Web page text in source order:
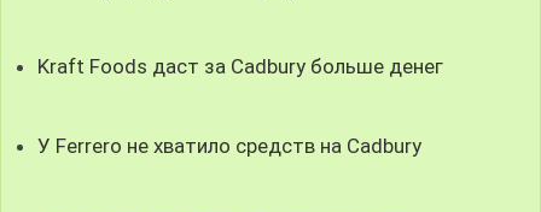
Kraft Foods даст за Cadbury больше денег
У Ferrero не хватило средств на Cadbury